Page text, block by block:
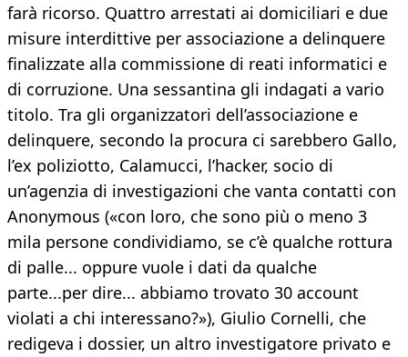
farà ricorso. Quattro arrestati ai domiciliari e due
misure interdittive per associazione a delinquere
finalizzate alla commissione di reati informatici e
di corruzione. Una sessantina gli indagati a vario
titolo. Tra gli organizzatori dell’associazione e
delinquere, secondo la procura ci sarebbero Gallo,
l’ex poliziotto, Calamucci, l’hacker, socio di
un’agenzia di investigazioni che vanta contatti con
Anonymous («con loro, che sono più o meno 3
mila persone condividiamo, se c’è qualche rottura
di palle... oppure vuole i dati da qualche
parte...per dire... abbiamo trovato 30 account
violati a chi interessano?»), Giulio Cornelli, che
redigeva i dossier, un altro investigatore privato e